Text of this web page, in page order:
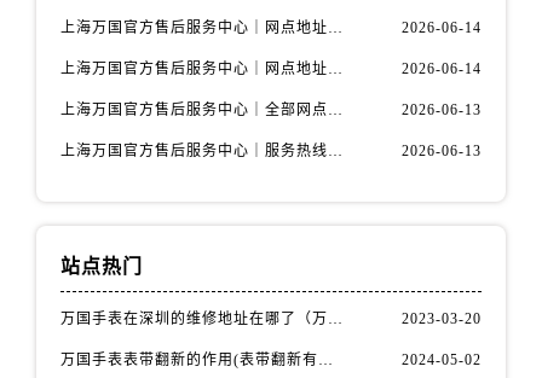
2026-06-14
2026-06-14
2026-06-13
2026-06-13
站点热门
2023-03-20
2024-05-02